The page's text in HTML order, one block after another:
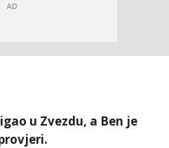
u Zvezdu, a Ben je